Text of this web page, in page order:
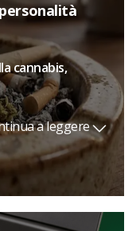
cannabis,
a leggere